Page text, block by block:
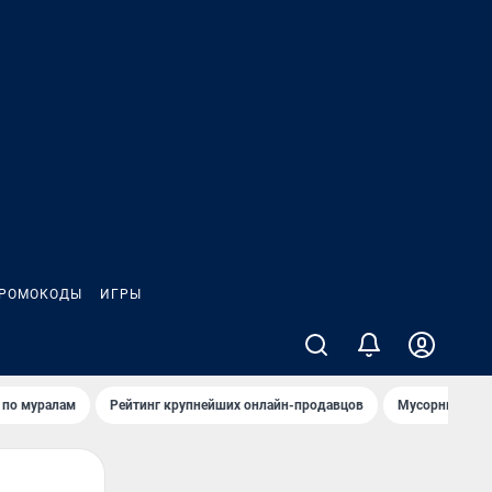
ИГРЫ
по мурaлaм Рейтинг крупнейших онлайн-продавцов Мусорный